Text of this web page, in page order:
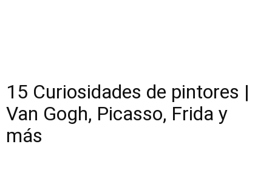
15 Curiosidades de pintores |
Van Gogh, Picasso, Frida y
más